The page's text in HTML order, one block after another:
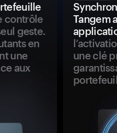
contrôle
geste.
en
une
aux
Tangem
une clé